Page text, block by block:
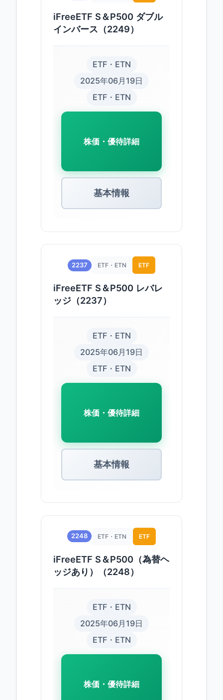
iFreeETF S＆P500 ダブル
インバース（2249）
ETF・ETN
2025年06月19日
ETF・ETN
株価・優待詳細
基本情報
2237 ETF・ETN ETF
iFreeETF S＆P500 レバレ
ッジ（2237）
ETF・ETN
2025年06月19日
ETF・ETN
株価・優待詳細
基本情報
2248 ETF・ETN ETF
iFreeETF S＆P500（為替ヘ
ッジあり）（2248）
ETF・ETN
2025年06月19日
ETF・ETN
株価・優待詳細